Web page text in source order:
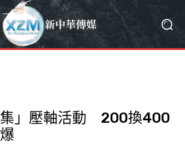
集」壓軸活動 200換400